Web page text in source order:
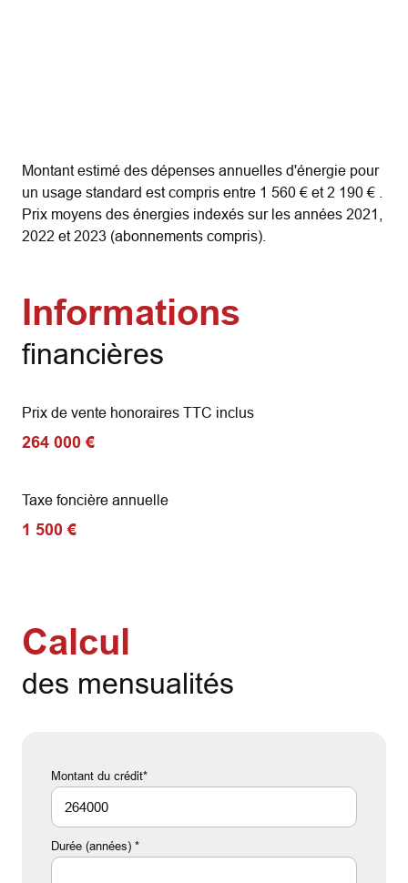
Montant estimé des dépenses annuelles d'énergie pour
un usage standard est compris entre 1 560 € et 2 190 € .
Prix moyens des énergies indexés sur les années 2021,
2022 et 2023 (abonnements compris).
Informations
financières
Prix de vente honoraires TTC inclus
264 000 €
Taxe foncière annuelle
1 500 €
Calcul
des mensualités
Montant du crédit*
Durée (années) *